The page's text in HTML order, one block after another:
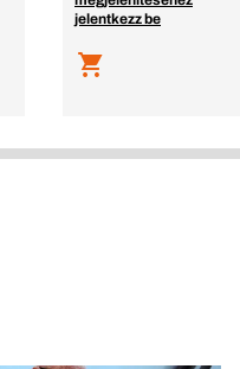
jelentkezz be